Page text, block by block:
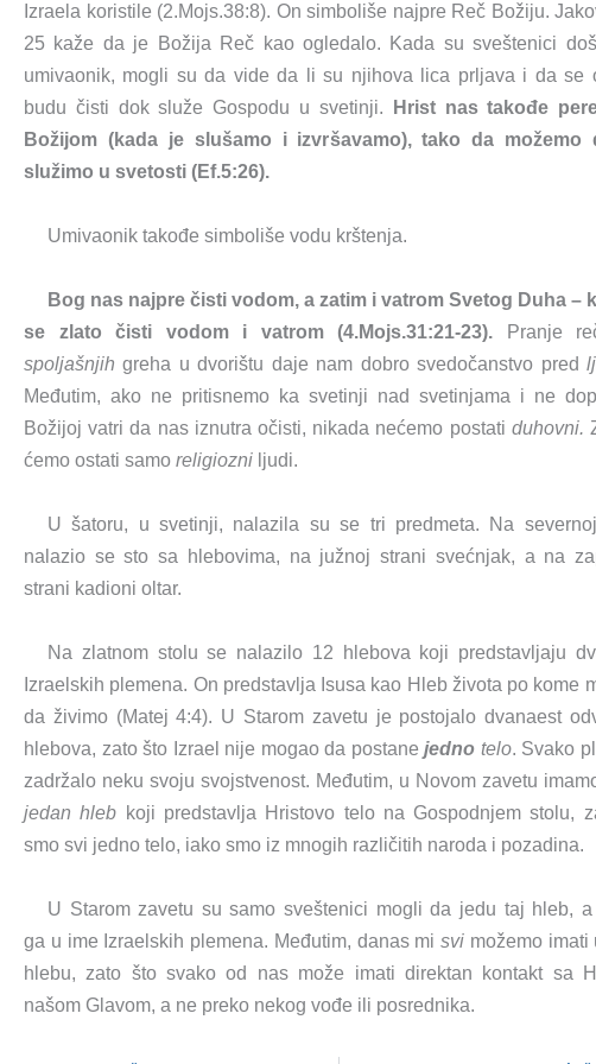
Izraela koristile (2.Mojs.38:8). On simboliše najpre Reč Božiju.
25 kaže da je Božija Reč kao ogledalo. Kada su sveštenici
umivaonik, mogli su da vide da li su njihova lica prljava i da se
budu čisti dok služe Gospodu u svetinji.
Hrist nas takođe
Božijom (kada je slušamo i izvršavamo), tako da možemo
služimo u svetosti (Ef.5:26).
Umivaonik takođe simboliše vodu krštenja.
Bog nas najpre čisti vodom, a zatim i vatrom Svetog Duha –
se zlato čisti vodom i vatrom (4.Mojs.31:21-23). Pranje
spoljašnjih greha u dvorištu daje nam dobro svedočanstvo pred
Međutim, ako ne pritisnemo ka svetinji nad svetinjama i ne
Božijoj vatri da nas iznutra očisti, nikada nećemo postati duhovni.
ćemo ostati samo religiozni ljudi.
U šatoru, u svetinji, nalazila su se tri predmeta. Na
nalazio se sto sa hlebovima, na južnoj strani svećnjak, a na
strani kadioni oltar.
Na zlatnom stolu se nalazilo 12 hlebova koji predstavljaju
Izraelskih plemena. On predstavlja Isusa kao Hleb života po kome
da živimo (Matej 4:4). U Starom zavetu je postojalo dvanaest
hlebova, zato što Izrael nije mogao da postane jedno telo. Svako
zadržalo neku svoju svojstvenost. Međutim, u Novom zavetu
jedan hleb koji predstavlja Hristovo telo na Gospodnjem stolu,
smo svi jedno telo, iako smo iz mnogih različitih naroda i pozadina.
U Starom zavetu su samo sveštenici mogli da jedu taj hleb,
ga u ime Izraelskih plemena. Međutim, danas mi svi možemo imati
hlebu, zato što svako od nas može imati direktan kontakt sa
našom Glavom, a ne preko nekog vođe ili posrednika.